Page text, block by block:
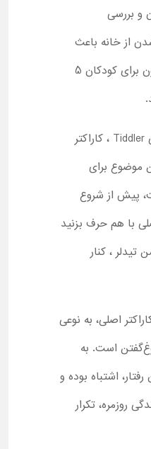
و بررسی
از خانه باعث
شده که تماشا این کارتون برای کودکان 5
در برنامه کودک سینمایی Tiddler ، کاراکتر
موضوع برای
پیش از شروع
با هم حرف بزنید
تیدلر ، کنار
اصلی، به ‌نوعی
است. به
اشتباه بوده و
روزمره، تکرار